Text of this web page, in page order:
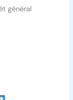
général